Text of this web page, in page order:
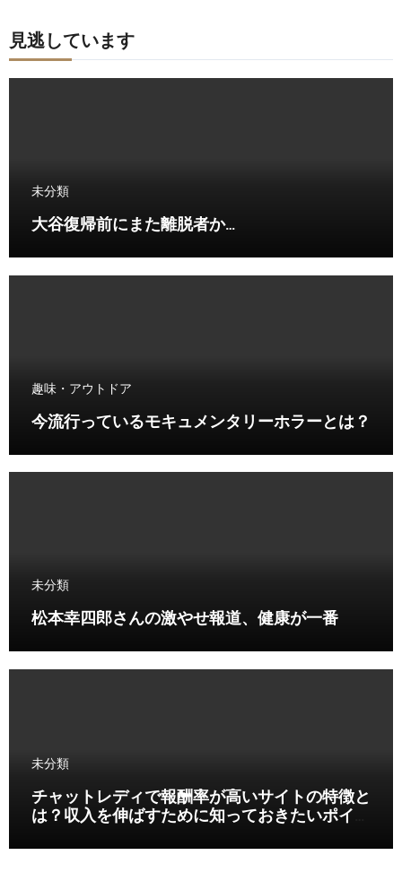
見逃しています
未分類
大谷復帰前にまた離脱者か…
趣味・アウトドア
今流行っているモキュメンタリーホラーとは？
未分類
松本幸四郎さんの激やせ報道、健康が一番
未分類
チャットレディで報酬率が高いサイトの特徴と
は？収入を伸ばすために知っておきたいポイン